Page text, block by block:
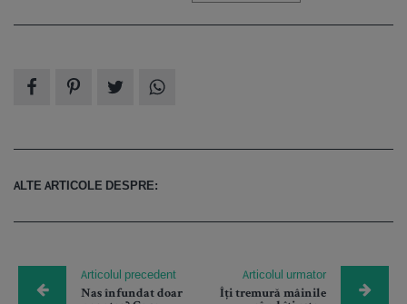
ALTE ARTICOLE DESPRE:
Articolul precedent
Nas înfundat doar
Articolul urmator
Îți tremură mâinile